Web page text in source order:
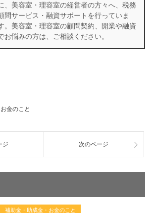
、美容室・理容室の経営者の方々へ、税務
問サービス・融資サポートを行っていま
。美容室・理容室の顧問契約、開業や融資
お悩みの方は、ご相談ください。
金のこと
ジ 次のページ
補助金・助成金・お金のこと